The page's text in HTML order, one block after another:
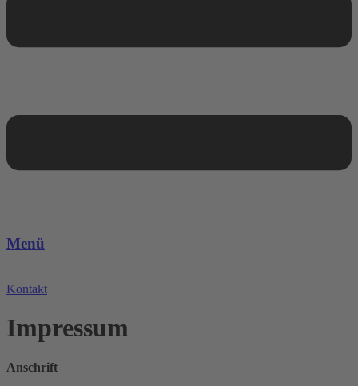
Menü
Kontakt
Impressum
Anschrift